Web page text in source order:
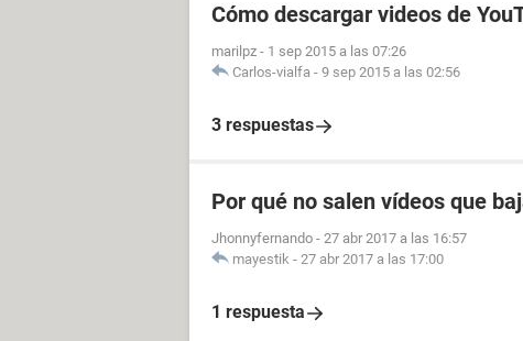
Cómo descargar videos de
marilpz - 1 sep 2015 a las 07:26
Carlos-vialfa - 9 sep 2015 a las 02:56
3 respuestas
Por qué no salen vídeos que
Jhonnyfernando - 27 abr 2017 a las 16:57
mayestik - 27 abr 2017 a las 17:00
1 respuesta